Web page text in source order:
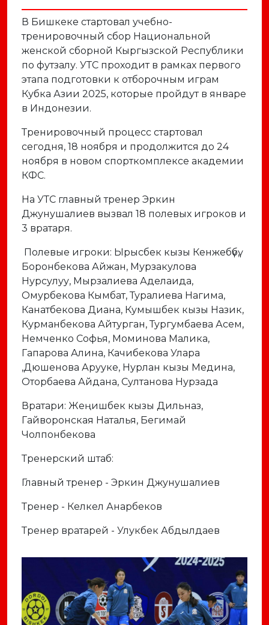
В Бишкеке стартовал учебно-
тренировочный сбор Национальной
женской сборной Кыргызской Республики
по футзалу. УТС проходит в рамках первого
этапа подготовки к отборочным играм
Кубка Азии 2025, которые пройдут в январе
в Индонезии.
Тренировочный процесс стартовал
сегодня, 18 ноября и продолжится до 24
ноября в новом спорткомплексе академии
КФС.
На УТС главный тренер Эркин
Джунушалиев вызвал 18 полевых игроков и
3 вратаря.
Полевые игроки: Ырысбек кызы Кенжебүбү,
Боронбекова Айжан, Мурзакулова
Нурсулуу, Мырзалиева Аделаида,
Омурбекова Кымбат, Туралиева Нагима,
Канатбекова Диана, Кумышбек кызы Назик,
Курманбекова Айтурган, Тургумбаева Асем,
Немченко Софья, Моминова Малика,
Гапарова Алина, Качибекова Улара
,Дюшенова Арууке, Нурлан кызы Медина,
Оторбаева Айдана, Султанова Нурзада
Вратари: Жеңишбек кызы Дильназ,
Гайворонская Наталья, Бегимай
Чолпонбекова
Тренерский штаб:
Главный тренер - Эркин Джунушалиев
Тренер - Келкел Анарбеков
Тренер вратарей - Улукбек Абдылдаев